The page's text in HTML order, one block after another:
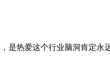
是热爱这个行业脑洞肯定永